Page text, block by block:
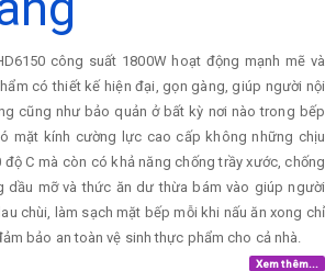
công suất 1800W hoạt động mạnh mẽ và
có thiết kế hiện đại, gọn gàng, giúp người nội
cũng như bảo quản ở bất kỳ nơi nào trong bếp
mặt kính cường lực cao cấp không những chịu
C mà còn có khả năng chống trầy xước, chống
dầu mỡ và thức ăn dư thừa bám vào giúp người
chùi, làm sạch mặt bếp mỗi khi nấu ăn xong chỉ
bảo an toàn vệ sinh thực phẩm cho cả nhà.
Xem thêm...